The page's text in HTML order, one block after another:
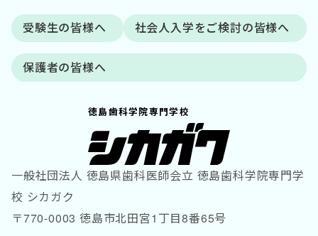
受験生の皆様へ 社会人入学をご検討の皆様へ
保護者の皆様へ
徳島歯科学院専門学校
一般社団法人 徳島県歯科医師会立 徳島歯科学院専門学
校 シカガク
〒770-0003 徳島市北田宮1丁目8番65号